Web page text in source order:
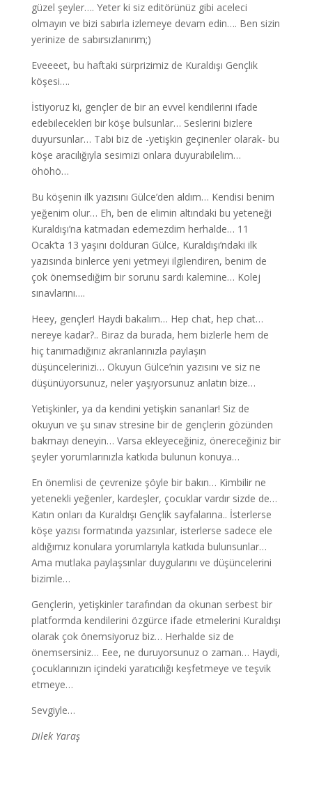
güzel şeyler…. Yeter ki siz editörünüz gibi aceleci
olmayın ve bizi sabırla izlemeye devam edin…. Ben sizin
yerinize de sabırsızlanırım;)
Eveeeet, bu haftaki sürprizimiz de Kuraldışı Gençlik
köşesi….
İstiyoruz ki, gençler de bir an evvel kendilerini ifade
edebilecekleri bir köşe bulsunlar… Seslerini bizlere
duyursunlar… Tabi biz de -yetişkin geçinenler olarak- bu
köşe aracılığıyla sesimizi onlara duyurabilelim…
öhöhö…
Bu köşenin ilk yazısını Gülce’den aldım… Kendisi benim
yeğenim olur… Eh, ben de elimin altındaki bu yeteneği
Kuraldışı’na katmadan edemezdim herhalde… 11
Ocak’ta 13 yaşını dolduran Gülce, Kuraldışı’ndaki ilk
yazısında binlerce yeni yetmeyi ilgilendiren, benim de
çok önemsediğim bir sorunu sardı kalemine… Kolej
sınavlarını….
Heey, gençler! Haydi bakalım… Hep chat, hep chat…
nereye kadar?.. Biraz da burada, hem bizlerle hem de
hiç tanımadığınız akranlarınızla paylaşın
düşüncelerinizi… Okuyun Gülce’nin yazısını ve siz ne
düşünüyorsunuz, neler yaşıyorsunuz anlatın bize…
Yetişkinler, ya da kendini yetişkin sananlar! Siz de
okuyun ve şu sınav stresine bir de gençlerin gözünden
bakmayı deneyin… Varsa ekleyeceğiniz, önereceğiniz bir
şeyler yorumlarınızla katkıda bulunun konuya…
En önemlisi de çevrenize şöyle bir bakın… Kimbilir ne
yetenekli yeğenler, kardeşler, çocuklar vardır sizde de…
Katın onları da Kuraldışı Gençlik sayfalarına.. İsterlerse
köşe yazısı formatında yazsınlar, isterlerse sadece ele
aldığımız konulara yorumlarıyla katkıda bulunsunlar…
Ama mutlaka paylaşsınlar duygularını ve düşüncelerini
bizimle…
Gençlerin, yetişkinler tarafından da okunan serbest bir
platformda kendilerini özgürce ifade etmelerini Kuraldışı
olarak çok önemsiyoruz biz… Herhalde siz de
önemsersiniz… Eee, ne duruyorsunuz o zaman… Haydi,
çocuklarınızın içindeki yaratıcılığı keşfetmeye ve teşvik
etmeye…
Sevgiyle…
Dilek Yaraş